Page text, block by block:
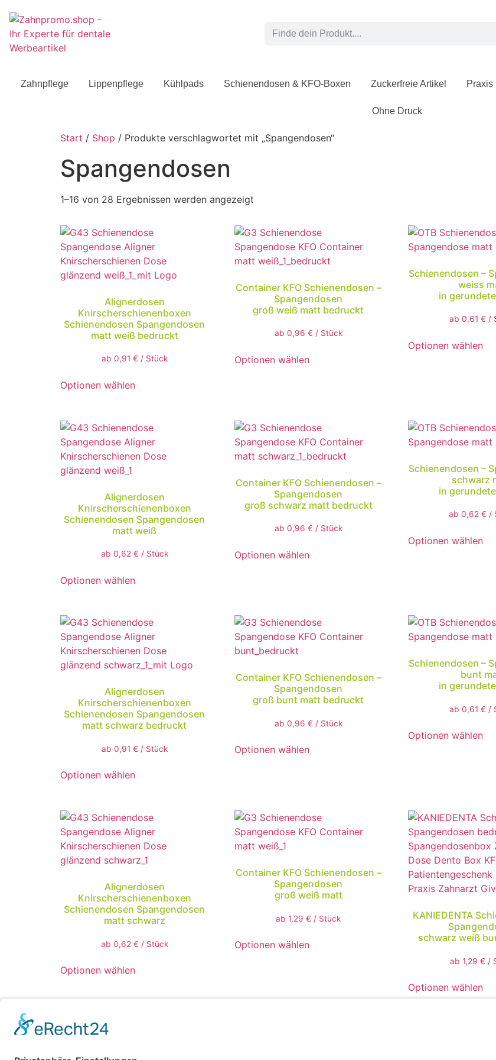
Zahnpflege Lippenpflege Kühlpads Schienendosen & KFO-Boxen Zuckerfreie Artikel Praxis
Ohne Druck
Start / Shop / Produkte verschlagwortet mit „Spangendosen“
Spangendosen
1–16 von 28 Ergebnissen werden angezeigt
Alignerdosen
Knirscherschienenboxen
Schienendosen Spangendosen
matt weiß bedruckt
ab 0,91 € / Stück
Optionen wählen
Container KFO Schienendosen –
Spangendosen
groß weiß matt bedruckt
ab 0,96 € / Stück
Optionen wählen
Schienendosen –
weiss
in
ab0,61€ /
Optionen wählen
Alignerdosen
Knirscherschienenboxen
Schienendosen Spangendosen
matt weiß
ab 0,62 € / Stück
Optionen wählen
Container KFO Schienendosen –
Spangendosen
groß schwarz matt bedruckt
ab 0,96 € / Stück
Optionen wählen
Schienendosen –
schwarz
in
ab0,62€ /
Optionen wählen
Alignerdosen
Knirscherschienenboxen
Schienendosen Spangendosen
matt schwarz bedruckt
ab 0,91 € / Stück
Optionen wählen
Container KFO Schienendosen –
Spangendosen
groß bunt matt bedruckt
ab 0,96 € / Stück
Optionen wählen
Schienendosen –
bunt
in
ab0,61€ /
Optionen wählen
Alignerdosen
Knirscherschienenboxen
Schienendosen Spangendosen
matt schwarz
ab 0,62 € / Stück
Optionen wählen
Container KFO Schienendosen –
Spangendosen
groß weiß matt
ab1,29€ / Stück
Optionen wählen
KANIEDENTA
schwarz weiß
ab1,29€ /
Optionen wählen